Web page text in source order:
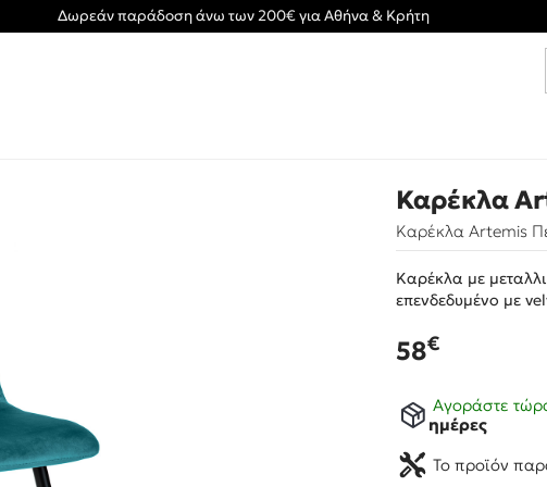
Δωρεάν παράδοση άνω των 200€ για Αθήνα & Κρήτη
Καρέκλα
Καρέκλα Artemis
Καρέκλα με
επενδεδυμένο με
58€
Αγοράστε
ημέρες
Το προϊόν